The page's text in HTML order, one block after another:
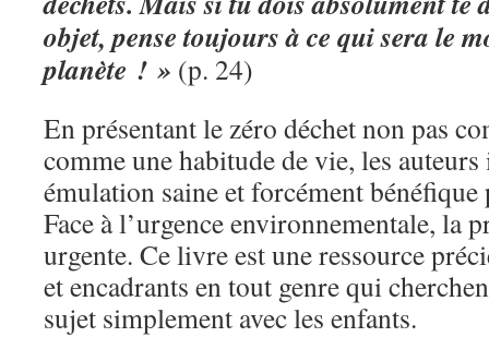
objet, pense toujours à ce qui sera le
planète ! » (p. 24)
En présentant le zéro déchet non pas
comme une habitude de vie, les
émulation saine et forcément
Face à l’urgence environnementale, la
urgente. Ce livre est une ressource
et encadrants en tout genre qui
sujet simplement avec les enfants.